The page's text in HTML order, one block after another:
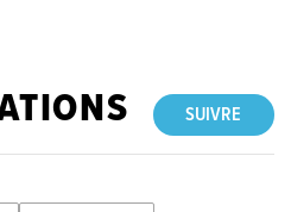
SUIVRE